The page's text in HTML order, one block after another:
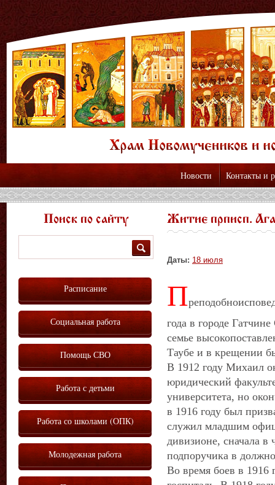
Новости Контакты и
Житие прписп.
Даты: 18 июля
П
года в городе
семье
Таубе и в крещении
В 1912 году Михаил
юридический
университета, но
в 1916 году был
служил младшим
дивизионе, сначала в
подпоручика в
Во время боев в 1916
Поиск по сайту
Расписание
Социальная работа
Помощь СВО
Работа с детьми
Работа со школами (ОПК)
Молодежная работа